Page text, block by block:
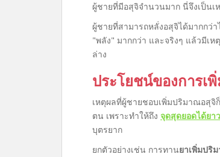
ผู้ชายที่มีอสุจิจำนวนมาก นี่จึงเป็นเ
ผู้ชายที่สามารถหลั่งอสุจิได้มากกว่
"พลัง" มากกว่า และจริงๆ แล้วมีเ
ล่าง
ประโยชน์ของการเ
เหตุผลที่ผู้ชายชอบเพิ่มปริมาณอสุจิ
ตน เพราะทำให้ถึง จุดสุดยอดได้ย
บุตรยาก
ยกตัวอย่างเช่น การทานยาเพิ่มปริ